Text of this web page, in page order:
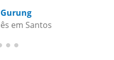
em Jundiaí,